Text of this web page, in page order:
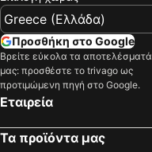
Προσθήκη στο Google
Βρείτε εύκολα τα αποτελέσματά
μας: προσθέστε το trivago ως
προτιμώμενη πηγή στο Google.
Εταιρεία
Τα προϊόντα μας